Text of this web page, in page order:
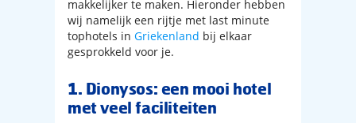
makkelijker te maken. Hieronder hebben
wij namelijk een rijtje met last minute
tophotels in Griekenland bij elkaar
gesprokkeld voor je.
1. Dionysos: een mooi hotel
met veel faciliteiten